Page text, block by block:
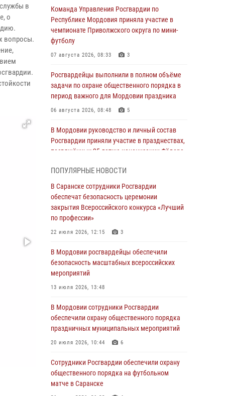
в
о
вопросы.
Команда Управления Росгвардии по
Республике Мордовия приняла участие в
чемпионате Приволжского округа по мини-
футболу
07 августа 2026, 08:33 3
Росгвардейцы выполнили в полном объёме
задачи по охране общественного порядка в
период важного для Мордовии праздника
06 августа 2026, 08:48 5
В Мордовии руководство и личный состав
Росгвардии приняли участие в празднествах,
посвящённых 25-летию канонизации Фёдора
В Саранске сотрудники Росгвардии
задержали дебошира, повредившего
имущество в кафе
06 августа 2026, 07:03
В Саранске по обращению жителей
правоохранители отреагировали
незамедлительно
05 августа 2026, 15:04
В Саранске сотрудники Росгвардии
задержали мужчину, подозреваемого в
причинении телесных повреждений супруге
05 августа 2026, 12:34
Росгвардейцы обеспечили общественную
безопасность во время проведения
масштабного праздника в Темникове
ПОПУЛЯРНЫЕ НОВОСТИ
В Саранске сотрудники Росгвардии
обеспечат безопасность церемонии
закрытия Всероссийского конкурса «Лучший
по профессии»
22 июля 2026, 12:15 3
В Мордовии росгвардейцы обеспечили
безопасность масштабных всероссийских
мероприятий
13 июля 2026, 13:48
В Мордовии сотрудники Росгвардии
обеспечили охрану общественного порядка
праздничных муниципальных мероприятий
20 июля 2026, 10:44 6
Сотрудники Росгвардии обеспечили охрану
общественного порядка на футбольном
матче в Саранске